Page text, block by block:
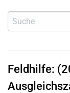
Feldhilfe: